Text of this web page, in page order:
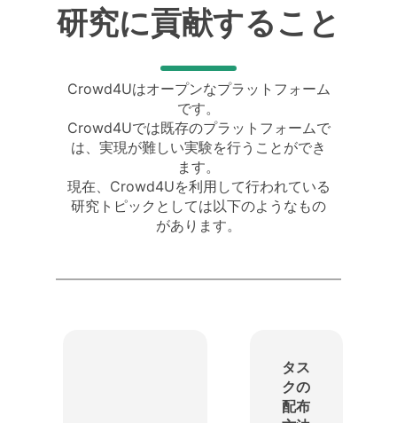
研究に貢献すること
Crowd4Uはオープンなプラットフォーム
です。
Crowd4Uでは既存のプラットフォームで
は、実現が難しい実験を行うことができ
ます。
現在、Crowd4Uを利用して行われている
研究トピックとしては以下のようなもの
があります。
タス
クの
配布